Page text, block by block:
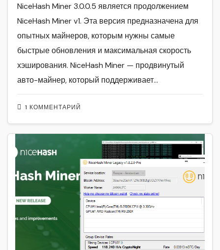
1 КОММЕНТАРИЙ
NiceHash Miner 3.0.0.5 является продолжением
NiceHash Miner v1. Эта версия предназначена для
опытных майнеров, которым нужны самые
быстрые обновления и максимальная скорость
хэширования. NiceHash Miner — продвинутый
авто-майнер, который поддерживает…